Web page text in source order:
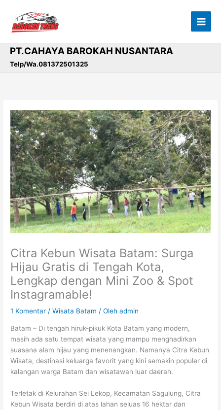
konten
PT.CAHAYA BAROKAH NUSANTARA
Telp/Wa.081372501325
Citra Kebun Wisata Batam: Surga
Hijau Gratis di Tengah Kota,
Lengkap dengan Mini Zoo & Spot
Instagramable!
1 Komentar /Wisata Batam / Olehadmin
Batam – Di tengah hiruk-pikuk Kota Batam yang modern,
masih ada satu tempat wisata yang mampu menghadirkan
suasana alam hijau yang menenangkan. Namanya Citra Kebun
Wisata, destinasi keluarga favorit yang kini semakin populer di
kalangan warga Batam dan wisatawan luar daerah.
Terletak di Kelurahan Sei Lekop, Kecamatan Sagulung, Citra
Kebun Wisata berdiri di atas lahan seluas 16 hektar dan